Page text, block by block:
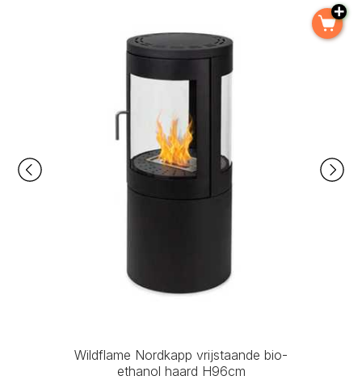
Wildflame Nordkapp vrijstaande bio-
ethanol haard H96cm